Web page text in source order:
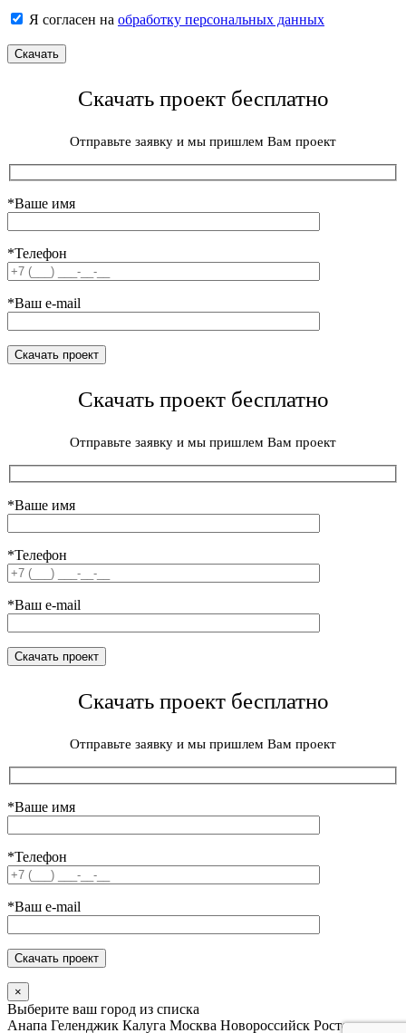
Я согласен на обработку персональных данных
Скачать проект бесплатно
Отправьте заявку и мы пришлем Вам проект
*Ваше имя
*Телефон
*Ваш e-mail
Скачать проект бесплатно
Отправьте заявку и мы пришлем Вам проект
*Ваше имя
*Телефон
*Ваш e-mail
Скачать проект бесплатно
Отправьте заявку и мы пришлем Вам проект
*Ваше имя
*Телефон
*Ваш e-mail
×
Выберите ваш город из списка
Анапа Геленджик Калуга Москва Новороссийск Ростов